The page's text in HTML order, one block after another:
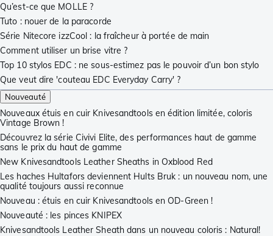
Qu’est-ce que MOLLE ?
Tuto : nouer de la paracorde
Série Nitecore izzCool : la fraîcheur à portée de main
Comment utiliser un brise vitre ?
Top 10 stylos EDC : ne sous-estimez pas le pouvoir d’un bon stylo
Que veut dire 'couteau EDC Everyday Carry' ?
Nouveauté
Nouveaux étuis en cuir Knivesandtools en édition limitée, coloris
Vintage Brown !
Découvrez la série Civivi Elite, des performances haut de gamme
sans le prix du haut de gamme
New Knivesandtools Leather Sheaths in Oxblood Red
Les haches Hultafors deviennent Hults Bruk : un nouveau nom, une
qualité toujours aussi reconnue
Nouveau : étuis en cuir Knivesandtools en OD-Green !
Nouveauté : les pinces KNIPEX
Knivesandtools Leather Sheath dans un nouveau coloris : Natural!